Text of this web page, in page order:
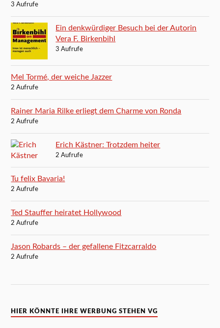
3 Aufrufe
Ein denkwürdiger Besuch bei der Autorin
Vera F. Birkenbihl
3 Aufrufe
Mel Tormé, der weiche Jazzer
2 Aufrufe
Rainer Maria Rilke erliegt dem Charme von Ronda
2 Aufrufe
Erich Kästner: Trotzdem heiter
2 Aufrufe
Tu felix Bavaria!
2 Aufrufe
Ted Stauffer heiratet Hollywood
2 Aufrufe
Jason Robards – der gefallene Fitzcarraldo
2 Aufrufe
HIER KÖNNTE IHRE WERBUNG STEHEN VG